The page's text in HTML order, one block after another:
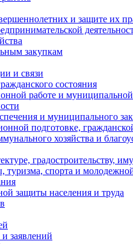
и защите их
закупкам
и связи
состояния
работе и
и муниципального
подготовке,
хозяйства и
градостроительству,
туризма, спорта и
защиты населения и труда
заявлений